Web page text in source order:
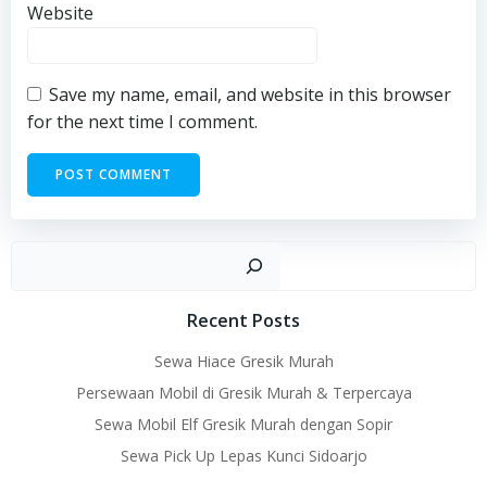
Website
Save my name, email, and website in this browser
for the next time I comment.
Recent Posts
Sewa Hiace Gresik Murah
Persewaan Mobil di Gresik Murah & Terpercaya
Sewa Mobil Elf Gresik Murah dengan Sopir
Sewa Pick Up Lepas Kunci Sidoarjo